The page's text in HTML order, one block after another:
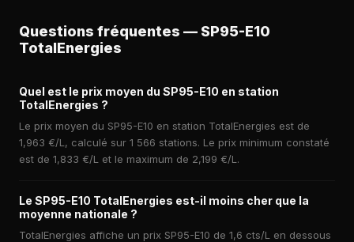
Questions fréquentes — SP95-E10
TotalEnergies
Quel est le prix moyen du SP95-E10 en station
TotalEnergies ?
Le prix moyen du SP95-E10 en station TotalEnergies est de
1,963 €/L, calculé sur 1 566 stations. Le prix minimum constaté
est de 1,833 €/L et le maximum de 2,199 €/L.
Le SP95-E10 TotalEnergies est-il moins cher que la
moyenne nationale ?
TotalEnergies affiche un prix SP95-E10 de 1,6 cts/L en dessous